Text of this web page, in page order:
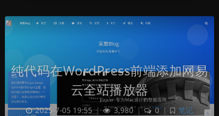
纯代码在WordPress前端添加网易
云全站播放器
2025-7-05 19:55 | 3,980 | 0
笔记